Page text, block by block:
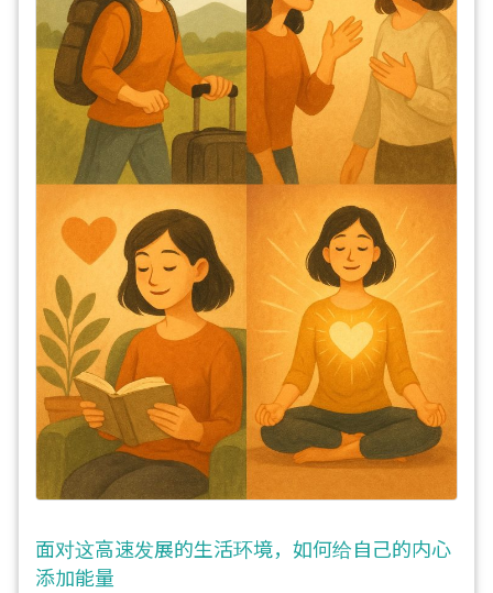
面对这高速发展的生活环境，如何给自己的内心
添加能量